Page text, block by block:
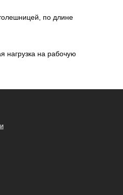
по длине
нагрузка на рабочую